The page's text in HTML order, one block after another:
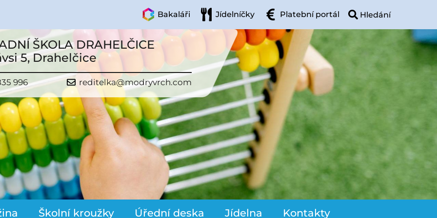
Bakaláři Jídelníčky Platební portál
ŠKOLA DRAHELČICE
5, Drahelčice
996 reditelka@modryvrch.com
Školní kroužky Úřední deska Jídelna Kontakty